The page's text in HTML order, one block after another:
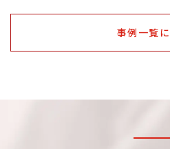
事例一覧